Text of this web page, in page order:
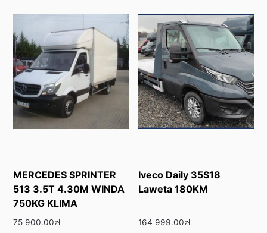
MERCEDES SPRINTER
513 3.5T 4.30M WINDA
750KG KLIMA
75 900.00zł
Iveco Daily 35S18
Laweta 180KM
164 999.00zł